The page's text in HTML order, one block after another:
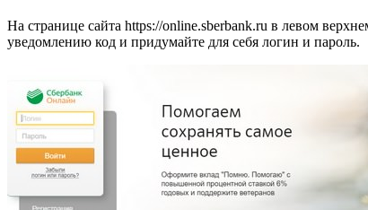
На странице сайта https://online.sberbank.ru в левом
уведомлению код и придумайте для себя логин и пароль.